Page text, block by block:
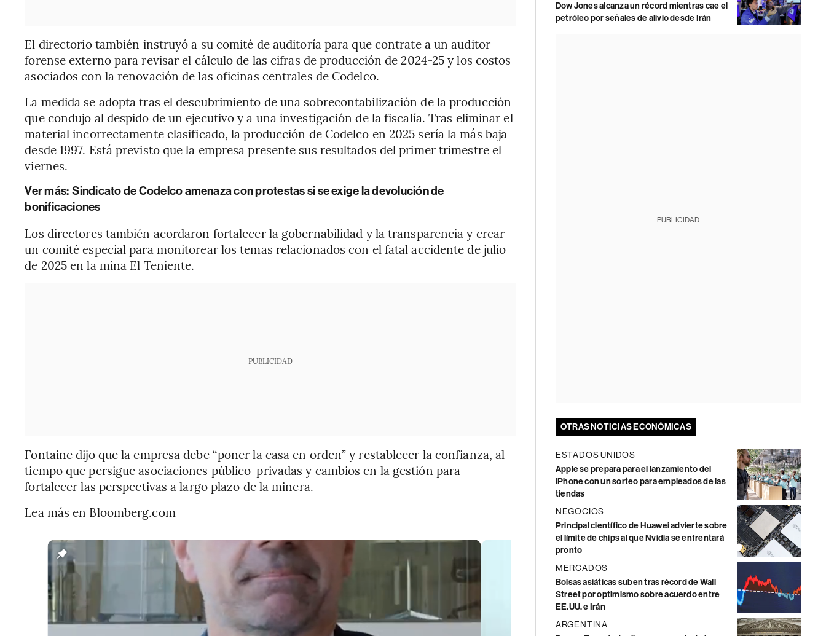
El directorio también instruyó a su comité de auditoría para que contrate a un auditor
forense externo para revisar el cálculo de las cifras de producción de 2024-25 y los costos
asociados con la renovación de las oficinas centrales de Codelco.
La medida se adopta tras el descubrimiento de una sobrecontabilización de la producción
que condujo al despido de un ejecutivo y a una investigación de la fiscalía. Tras eliminar el
material incorrectamente clasificado, la producción de Codelco en 2025 sería la más baja
desde 1997. Está previsto que la empresa presente sus resultados del primer trimestre el
viernes.
Ver más: Sindicato de Codelco amenaza con protestas si se exige la devolución de
bonificaciones
Los directores también acordaron fortalecer la gobernabilidad y la transparencia y crear
un comité especial para monitorear los temas relacionados con el fatal accidente de julio
de 2025 en la mina El Teniente.
PUBLICIDAD
Fontaine dijo que la empresa debe “poner la casa en orden” y restablecer la confianza, al
tiempo que persigue asociaciones público-privadas y cambios en la gestión para
fortalecer las perspectivas a largo plazo de la minera.
Lea más en Bloomberg.com
Dow Jones alcanza un récord mientras cae el
petróleo por señales de alivio desde Irán
PUBLICIDAD
OTRAS NOTICIAS ECONÓMICAS
ESTADOS UNIDOS
Apple se prepara para el lanzamiento del
iPhone con un sorteo para empleados de las
tiendas
NEGOCIOS
Principal científico de Huawei advierte sobre
el límite de chips al que Nvidia se enfrentará
pronto
MERCADOS
Bolsas asiáticas suben tras récord de Wall
Street por optimismo sobre acuerdo entre
EE.UU. e Irán
ARGENTINA